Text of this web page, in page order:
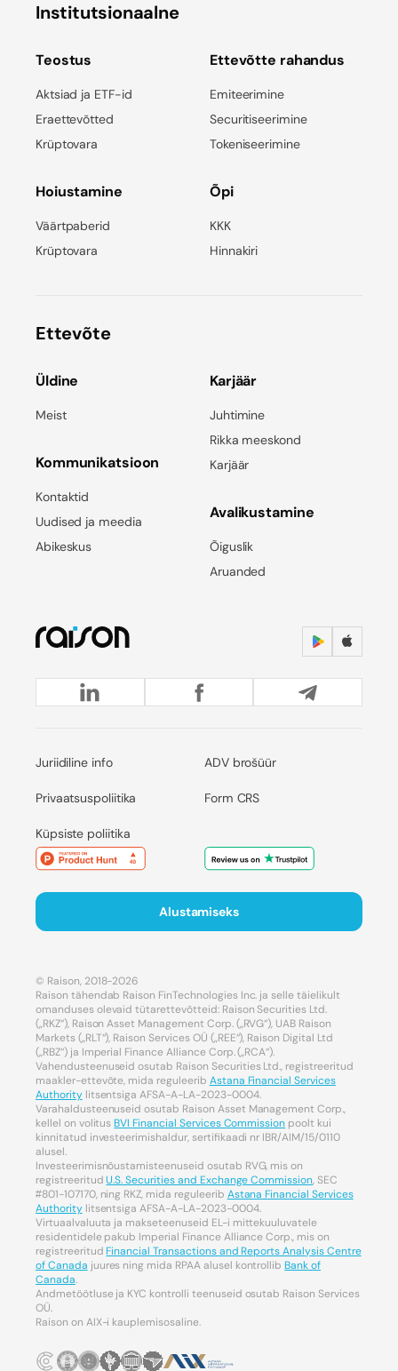
Institutsionaalne
Teostus
Aktsiad ja ETF-id
Eraettevõtted
Krüptovara
Hoiustamine
Väärtpaberid
Krüptovara
Ettevõtte rahandus
Emiteerimine
Securitiseerimine
Tokeniseerimine
Õpi
KKK
Hinnakiri
Ettevõte
Üldine
Meist
Kommunikatsioon
Kontaktid
Uudised ja meedia
Abikeskus
Karjäär
Juhtimine
Rikka meeskond
Karjäär
Avalikustamine
Õiguslik
Aruanded
Juriidiline info
Privaatsuspoliitika
Küpsiste poliitika
ADV brošüür
Form CRS
Alustamiseks
© Raison, 2018-2026
Raison tähendab Raison FinTechnologies Inc. ja selle täielikult
omanduses olevaid tütarettevõtteid: Raison Securities Ltd.
(„RKZ“), Raison Asset Management Corp. („RVG“), UAB Raison
Markets („RLT“), Raison Services OÜ („REE“), Raison Digital Ltd
(„RBZ“) ja Imperial Finance Alliance Corp. („RCA“).
Vahendusteenuseid osutab Raison Securities Ltd., registreeritud
maakler-ettevõte, mida reguleerib Astana Financial Services
Authoritylitsentsiga AFSA-A-LA-2023-0004.
Varahaldusteenuseid osutab Raison Asset Management Corp.,
kellel on volitusBVI Financial Services Commission poolt kui
kinnitatud investeerimishaldur, sertifikaadi nr IBR/AIM/15/0110
alusel.
Investeerimisnõustamisteenuseid osutab RVG, mis on
registreeritudU.S. Securities and Exchange Commission, SEC
#801-107170, ning RKZ, mida reguleerib Astana Financial Services
Authoritylitsentsiga AFSA-A-LA-2023-0004.
Virtuaalvaluuta ja makseteenuseid EL-i mittekuuluvatele
residentidele pakub Imperial Finance Alliance Corp., mis on
registreeritudFinancial Transactions and Reports Analysis Centre
of Canada juures ning mida RPAA alusel kontrollibBank of
Canada.
Andmetöötluse ja KYC kontrolli teenuseid osutab Raison Services
OÜ.
Raison on AIX-i kauplemisosaline.